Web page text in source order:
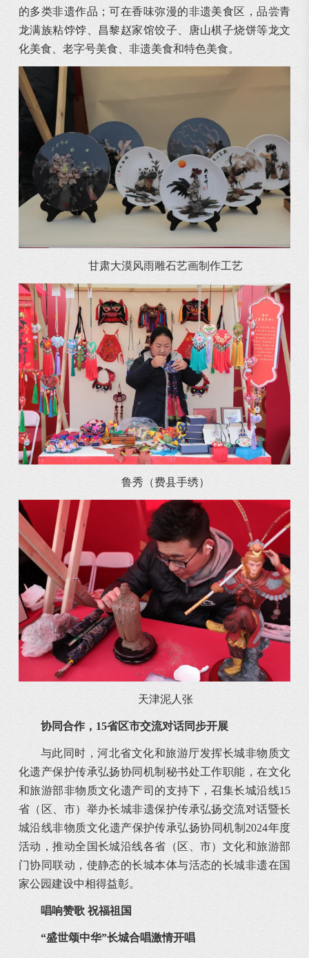
的多类非遗作品；可在香味弥漫的非遗美食区，品尝青
龙满族粘饽饽、昌黎赵家馆饺子、唐山棋子烧饼等龙文
化美食、老字号美食、非遗美食和特色美食。
甘肃大漠风雨雕石艺画制作工艺
鲁秀（费县手绣）
天津泥人张
协同合作，15省区市交流对话同步开展
与此同时，河北省文化和旅游厅发挥长城非物质文
化遗产保护传承弘扬协同机制秘书处工作职能，在文化
和旅游部非物质文化遗产司的支持下，召集长城沿线15
省（区、市）举办长城非遗保护传承弘扬交流对话暨长
城沿线非物质文化遗产保护传承弘扬协同机制2024年度
活动，推动全国长城沿线各省（区、市）文化和旅游部
门协同联动，使静态的长城本体与活态的长城非遗在国
家公园建设中相得益彰。
唱响赞歌 祝福祖国
“盛世颂中华”长城合唱激情开唱